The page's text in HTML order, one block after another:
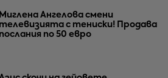
Миглена Ангелова смени
телевизията с тениски! Продава
послания по 50 евро